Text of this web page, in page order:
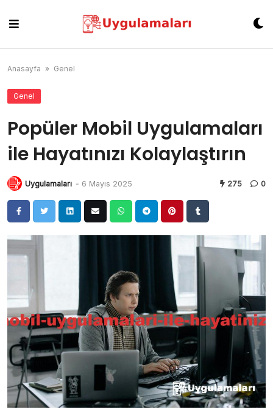
content
Anasayfa » Genel
Genel
Popüler Mobil Uygulamaları
ile Hayatınızı Kolaylaştırın
Uygulamaları - 6 Mayıs 2025 275 0